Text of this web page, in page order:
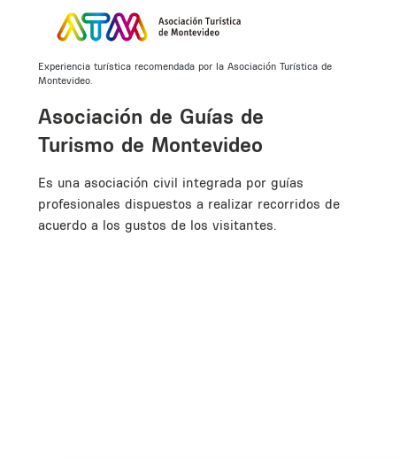
Experiencia turística recomendada por la Asociación Turística de
Montevideo.
Asociación de Guías de
Turismo de Montevideo
Es una asociación civil integrada por guías
profesionales dispuestos a realizar recorridos de
acuerdo a los gustos de los visitantes.